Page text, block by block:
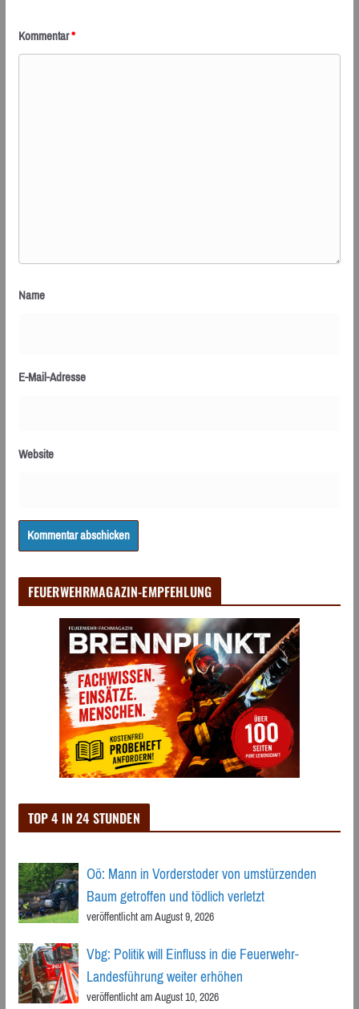
Kommentar*
Name
E-Mail-Adresse
Website
FEUERWEHRMAGAZIN-EMPFEHLUNG
TOP 4 IN 24 STUNDEN
Oö: Mann in Vorderstoder von umstürzenden
Baum getroffen und tödlich verletzt
veröffentlicht am August 9, 2026
Vbg: Politik will Einfluss in die Feuerwehr-
Landesführung weiter erhöhen
veröffentlicht am August 10, 2026